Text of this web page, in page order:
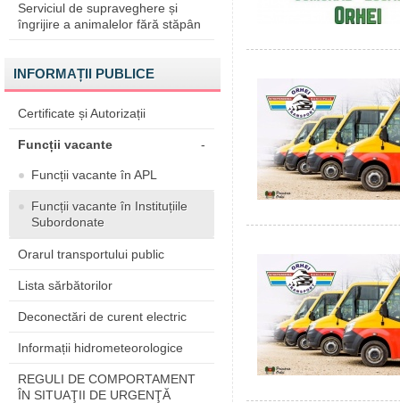
Serviciul de supraveghere și
îngrijire a animalelor fără stăpân
INFORMAȚII PUBLICE
Certificate și Autorizații
Funcții vacante -
Funcții vacante în APL
Funcții vacante în Instituțiile
Subordonate
Orarul transportului public
Lista sărbătorilor
Deconectări de curent electric
Informații hidrometeorologice
REGULI DE COMPORTAMENT
ÎN SITUAŢII DE URGENŢĂ